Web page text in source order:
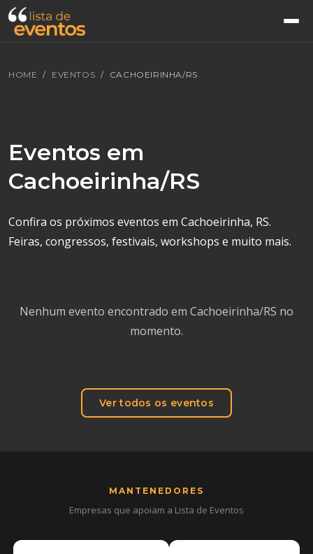
HOME EVENTOS CACHOEIRINHA/RS
Eventos em
Cachoeirinha/RS
Confira os próximos eventos em Cachoeirinha, RS.
Feiras, congressos, festivais, workshops e muito mais.
Nenhum evento encontrado em Cachoeirinha/RS no
momento.
Ver todos os eventos
MANTENEDORES
Empresas que apoiam a Lista de Eventos